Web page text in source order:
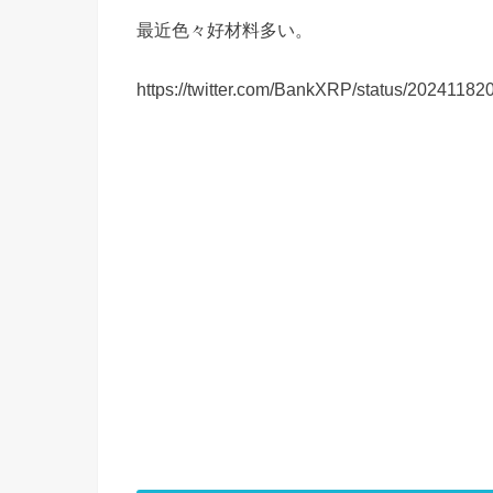
最近色々好材料多い。
https://twitter.com/BankXRP/status/